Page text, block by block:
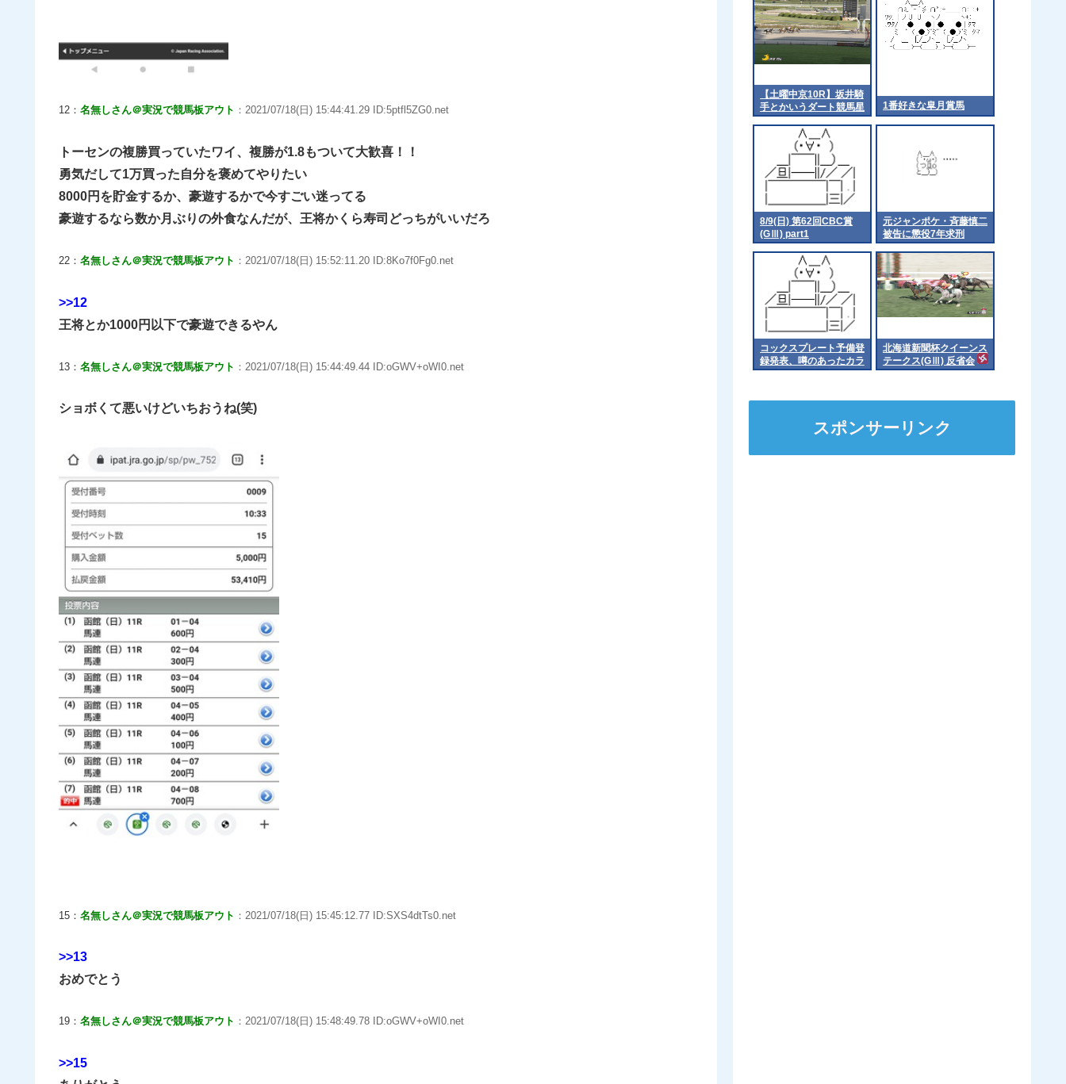
12： 名無しさん＠実況で競馬板アウト ：2021/07/18(日) 15:44:41.29 ID:5ptfl5ZG0.net
トーセンの複勝買っていたワイ、複勝が1.8もついて大歓喜！！
勇気だして1万買った自分を褒めてやりたい
8000円を貯金するか、豪遊するかで今すごい迷ってる
豪遊するなら数か月ぶりの外食なんだが、王将かくら寿司どっちがいいだろ
22： 名無しさん＠実況で競馬板アウト ：2021/07/18(日) 15:52:11.20 ID:8Ko7f0Fg0.net
>>12
王将とか1000円以下で豪遊できるやん
13： 名無しさん＠実況で競馬板アウト ：2021/07/18(日) 15:44:49.44 ID:oGWV+oWI0.net
ショボくて悪いけどいちおうね(笑)
15： 名無しさん＠実況で競馬板アウト ：2021/07/18(日) 15:45:12.77 ID:SXS4dtTs0.net
>>13
おめでとう
19： 名無しさん＠実況で競馬板アウト ：2021/07/18(日) 15:48:49.78 ID:oGWV+oWI0.net
>>15
【土曜中京10R】坂井騎
手とかいうダート競馬星
人
1番好きな皐月賞馬
8/9(日) 第62回CBC賞
(GⅢ) part1
元ジャンポケ・斉藤慎二
被告に懲役7年求刑
コックスプレート予備登
録発表、噂のあったカラ
ンダガンは登録無しで再
北海道新聞杯クイーンス
テークス(GⅢ) 反省会
スポンサーリンク